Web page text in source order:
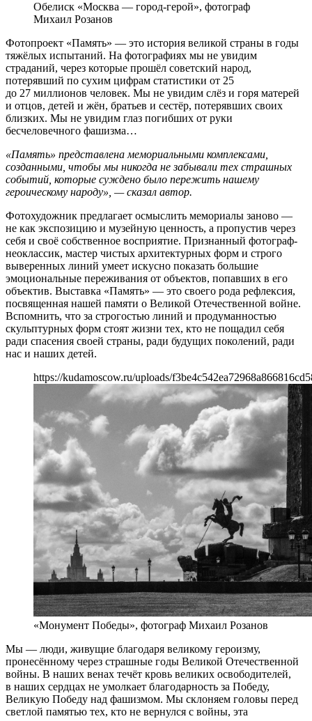
Обелиск «Москва — город-герой», фотограф
Михаил Розанов
Фотопроект «Память» — это история великой страны в годы
тяжёлых испытаний. На фотографиях мы не увидим
страданий, через которые прошёл советский народ,
потерявший по сухим цифрам статистики от 25
до 27 миллионов человек. Мы не увидим слёз и горя матерей
и отцов, детей и жён, братьев и сестёр, потерявших своих
близких. Мы не увидим глаз погибших от руки
бесчеловечного фашизма…
«Память» представлена мемориальными комплексами,
созданными, чтобы мы никогда не забывали тех страшных
событий, которые суждено было пережить нашему
героическому народу», — сказал автор.
Фотохудожник предлагает осмыслить мемориалы заново —
не как экспозицию и музейную ценность, а пропустив через
себя и своё собственное восприятие. Признанный фотограф-
неоклассик, мастер чистых архитектурных форм и строго
выверенных линий умеет искусно показать большие
эмоциональные переживания от объектов, попавших в его
объектив. Выставка «Память» — это своего рода рефлексия,
посвященная нашей памяти о Великой Отечественной войне.
Вспомнить, что за строгостью линий и продуманностью
скульптурных форм стоят жизни тех, кто не пощадил себя
ради спасения своей страны, ради будущих поколений, ради
нас и наших детей.
https://kudamoscow.ru/uploads/
«Монумент Победы», фотограф Михаил Розанов
Мы — люди, живущие благодаря великому героизму,
пронесённому через страшные годы Великой Отечественной
войны. В наших венах течёт кровь великих освободителей,
в наших сердцах не умолкает благодарность за Победу,
Великую Победу над фашизмом. Мы склоняем головы перед
светлой памятью тех, кто не вернулся с войны, эта